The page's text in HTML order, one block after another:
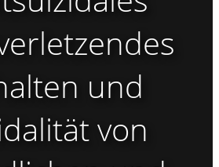
und
von